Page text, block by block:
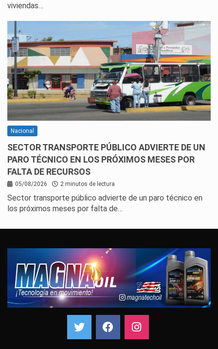
viviendas…
Nacional
SECTOR TRANSPORTE PÚBLICO ADVIERTE DE UN
PARO TÉCNICO EN LOS PRÓXIMOS MESES POR
FALTA DE RECURSOS
05/08/2026 2 minutos de lectura
Sector transporte público advierte de un paro técnico en
los próximos meses por falta de…